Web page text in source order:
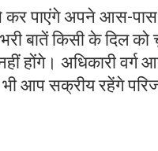
पाएंगे अपने आस-पास
बातें किसी के दिल को
होंगे। अधिकारी वर्ग
आप सक्रीय रहेंगे